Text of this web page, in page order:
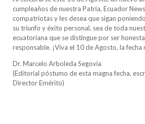
cumpleaños de nuestra Patria, Ecuador
compatriotas y les desea que sigan
su triunfo y éxito personal, sea de toda
ecuatoriana que se distingue por ser
responsable. ¡Viva el 10 de Agosto, la fecha
Dr. Marcelo Arboleda Segovia
(Editorial póstumo de esta magna fecha,
Director Emérito)